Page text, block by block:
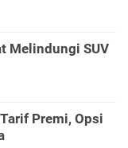
Melindungi SUV
Premi, Opsi